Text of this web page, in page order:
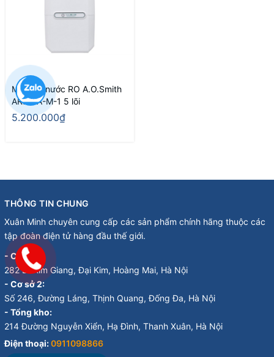
Máy lọc nước RO A.O.Smith
AR75-A-M-1 5 lõi
5.200.000₫
THÔNG TIN CHUNG
Xuân Minh chuyên cung cấp các sản phẩm chính hãng thuộc các
tập đoàn điện tử hàng đầu thế giới.
- Cơ sở 1:
282 Đ. Kim Giang, Đại Kim, Hoàng Mai, Hà Nội
- Cơ sở 2:
Số 246, Đường Láng, Thịnh Quang, Đống Đa, Hà Nội
- Tổng kho:
214 Đường Nguyễn Xiển, Hạ Đình, Thanh Xuân, Hà Nội
Điện thoại:0911098866